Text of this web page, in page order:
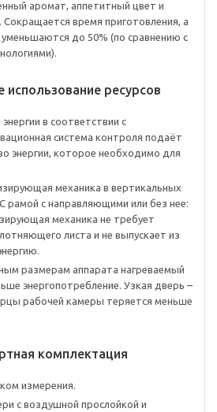
аромат, аппетитный цвет и
время приготовления, а
до 50% (по сравнению с
ресурсов
в соответствии с
система контроля подаёт
энергии, которое необходимо для
механика в вертикальных
рамой с направляющими или без нее:
механика не требует
листа и не выпускает из
размерам аппарата нагреваемый
энергопотребление. Узкая дверь –
рабочей камеры теряется меньше
комплектация
измерения.
с воздушной прослойкой и